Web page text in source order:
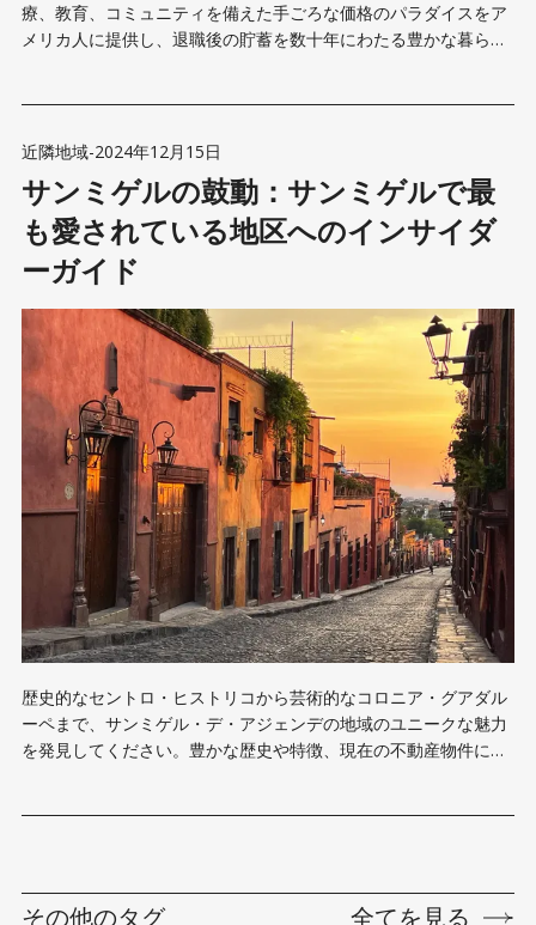
療、教育、コミュニティを備えた手ごろな価格のパラダイスをア
メリカ人に提供し、退職後の貯蓄を数十年にわたる豊かな暮らし
近隣地域-2024年12月15日
サンミゲルの鼓動：サンミゲルで最
も愛されている地区へのインサイダ
ーガイド
歴史的なセントロ・ヒストリコから芸術的なコロニア・グアダル
ーペまで、サンミゲル・デ・アジェンデの地域のユニークな魅力
を発見してください。豊かな歴史や特徴、現在の不動産物件につ
その他のタグ 全てを見る